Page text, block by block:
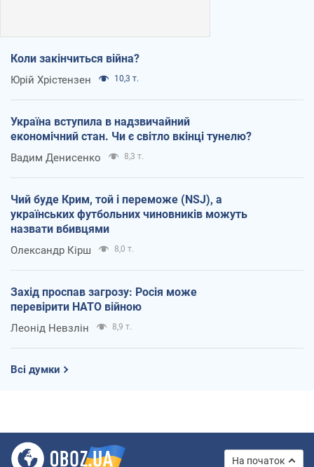
Коли закінчиться війна?
Юрій Хрістензен 10,3 т.
Україна вступила в надзвичайний
економічний стан. Чи є світло вкінці тунелю?
Вадим Денисенко 8,3 т.
Чий буде Крим, той і переможе (NSJ), а
українських футбольних чиновників можуть
назвати вбивцями
Олександр Кірш 8,0 т.
Захід проспав загрозу: Росія може
перевірити НАТО війною
Леонід Невзлін 8,9 т.
Всі думки
На початок